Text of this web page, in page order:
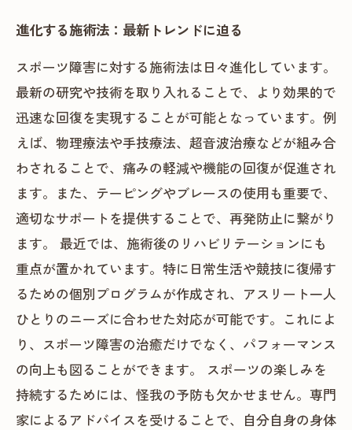
進化する施術法：最新トレンドに迫る
スポーツ障害に対する施術法は日々進化しています。
最新の研究や技術を取り入れることで、より効果的で
迅速な回復を実現することが可能となっています。例
えば、物理療法や手技療法、超音波治療などが組み合
わされることで、痛みの軽減や機能の回復が促進され
ます。また、テーピングやブレースの使用も重要で、
適切なサポートを提供することで、再発防止に繋がり
ます。 最近では、施術後のリハビリテーションにも
重点が置かれています。特に日常生活や競技に復帰す
るための個別プログラムが作成され、アスリート一人
ひとりのニーズに合わせた対応が可能です。これによ
り、スポーツ障害の治癒だけでなく、パフォーマンス
の向上も図ることができます。 スポーツの楽しみを
持続するためには、怪我の予防も欠かせません。専門
家によるアドバイスを受けることで、自分自身の身体